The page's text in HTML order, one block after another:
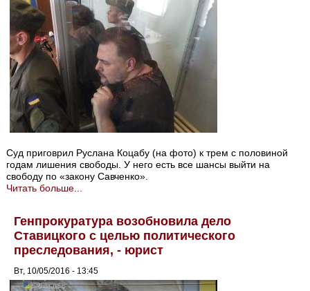
Суд приговрил Руслана Коцабу (на фото) к трем с половиной
годам лишения свободы. У него есть все шансы выйти на
свободу по «закону Савченко».
Читать больше...
Генпрокуратура возобновила дело
Ставицкого с целью политического
преследования, - юрист
Вт, 10/05/2016 - 13:45